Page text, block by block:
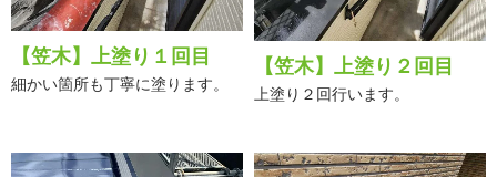
【笠木】上塗り１回目
細かい箇所も丁寧に塗ります。
【笠木】上塗り２回目
上塗り２回行います。